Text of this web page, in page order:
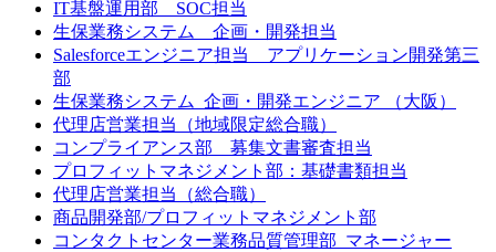
IT基盤運用部 SOC担当
生保業務システム 企画・開発担当
Salesforceエンジニア担当 アプリケーション開発第三
部
生保業務システム_企画・開発エンジニア （大阪）
代理店営業担当（地域限定総合職）
コンプライアンス部 募集文書審査担当
プロフィットマネジメント部：基礎書類担当
代理店営業担当（総合職）
商品開発部/プロフィットマネジメント部
コンタクトセンター業務品質管理部_マネージャー